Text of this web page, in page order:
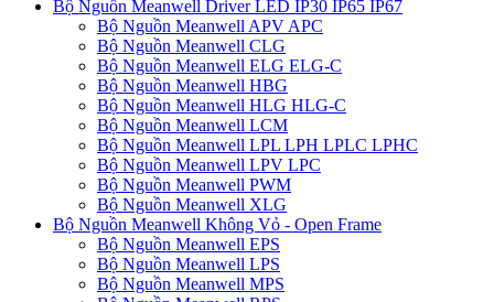
Bộ Nguồn Meanwell Driver LED IP30 IP65 IP67
Bộ Nguồn Meanwell APV APC
Bộ Nguồn Meanwell CLG
Bộ Nguồn Meanwell ELG ELG-C
Bộ Nguồn Meanwell HBG
Bộ Nguồn Meanwell HLG HLG-C
Bộ Nguồn Meanwell LCM
Bộ Nguồn Meanwell LPL LPH LPLC LPHC
Bộ Nguồn Meanwell LPV LPC
Bộ Nguồn Meanwell PWM
Bộ Nguồn Meanwell XLG
Bộ Nguồn Meanwell Không Vỏ - Open Frame
Bộ Nguồn Meanwell EPS
Bộ Nguồn Meanwell LPS
Bộ Nguồn Meanwell MPS